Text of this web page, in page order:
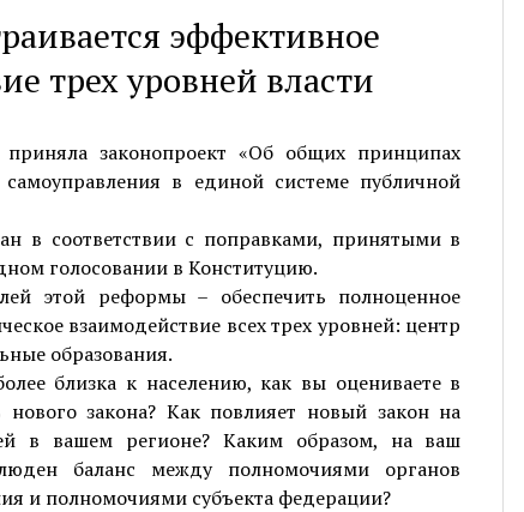
эффективное
трех уровней власти
приняла законопроект «Об общих принципах
самоуправления в единой системе публичной
в соответствии с поправками, принятыми в
голосовании в Конституцию.
этой реформы – обеспечить полноценное
взаимодействие всех трех уровней: центр
образования.
близка к населению, как вы оцениваете в
нового закона? Как повлияет новый закон на
в вашем регионе? Каким образом, на ваш
баланс между полномочиями органов
и полномочиями субъекта федерации?